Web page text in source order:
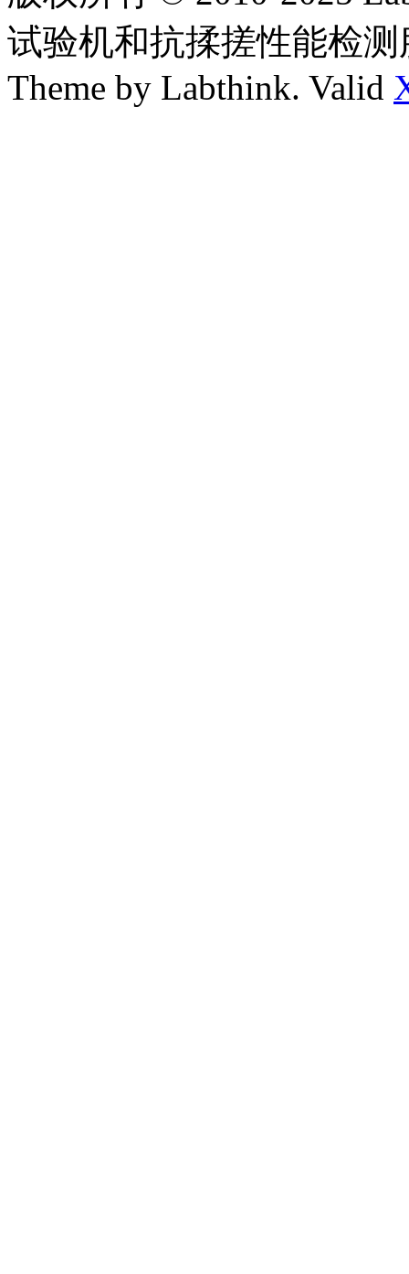
试验机和抗揉搓性能检
Theme by Labthink. Valid